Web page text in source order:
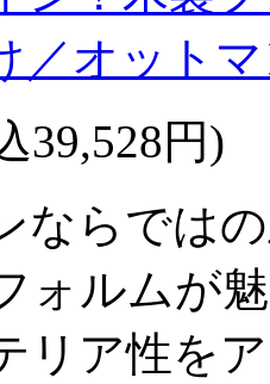
／オット
39,528円)
ならでは
ォルムが
リア性を